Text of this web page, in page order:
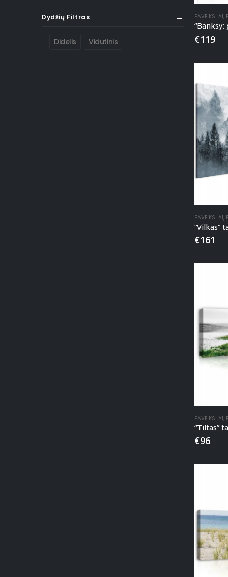
PAVEIKSLAI,
€119
PAVEIKSLAI,
“Vilkas”
€161
PAVEIKSLAI,
“Tiltas”
€96
Dydžių Filtras
Didelis Vidutinis